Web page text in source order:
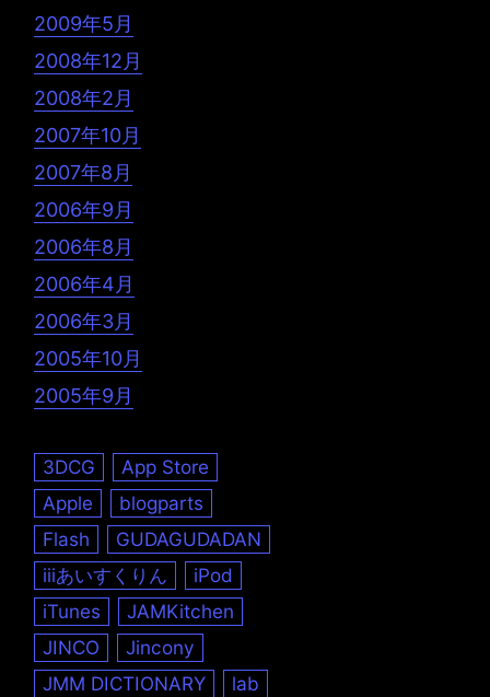
2009年5月
2008年12月
2008年2月
2007年10月
2007年8月
2006年9月
2006年8月
2006年4月
2006年3月
2005年10月
2005年9月
3DCG
App Store
Apple
blogparts
Flash
GUDAGUDADAN
iiiあいすくりん
iPod
iTunes
JAMKitchen
JINCO
Jincony
JMM DICTIONARY
lab